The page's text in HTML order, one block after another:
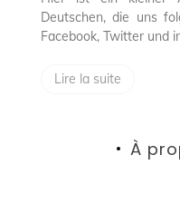
Deutschen, die uns
Facebook, Twitter und
Lire la suite
À